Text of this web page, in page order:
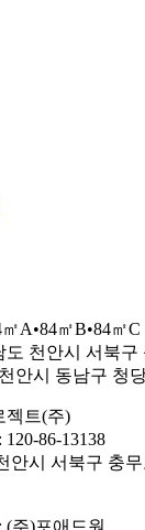
A•84㎡B•84㎡C
천안시 서북구
안시 동남구 청
젝트(주)
86-13138
안시 서북구 충